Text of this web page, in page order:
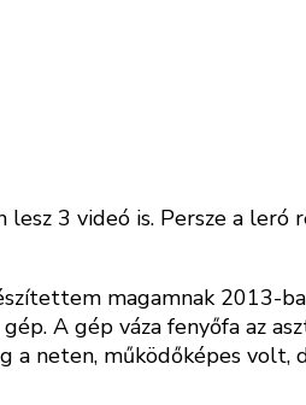
3 videó is. Persze a leró
magamnak 2013-
A gép váza fenyőfa az
neten, működőképes volt,